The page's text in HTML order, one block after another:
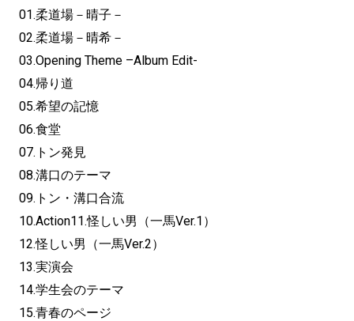
01.柔道場－晴子－
02.柔道場－晴希－
03.Opening Theme –Album Edit-
04.帰り道
05.希望の記憶
06.食堂
07.トン発見
08.溝口のテーマ
09.トン・溝口合流
10.Action11.怪しい男（一馬Ver.1）
12.怪しい男（一馬Ver.2）
13.実演会
14.学生会のテーマ
15.青春のページ